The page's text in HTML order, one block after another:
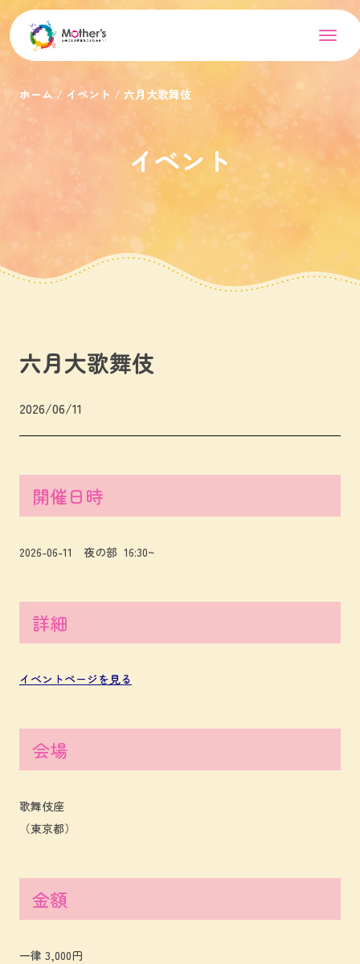
ホーム イベント 六月大歌舞伎
イベント
六月大歌舞伎
2026/06/11
開催日時
2026-06-11 夜の部 16:30~
詳細
イベントページを見る
会場
歌舞伎座
（東京都）
金額
一律 3,000円